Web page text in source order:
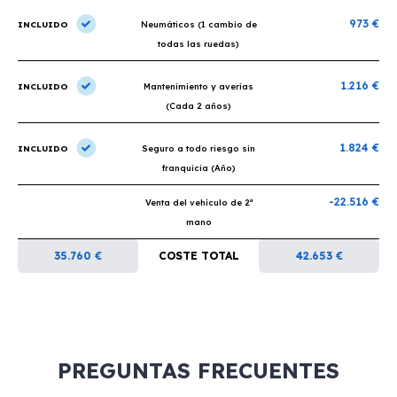
INCLUIDO
Neumáticos (1 cambio de
todas las ruedas)
973 €
INCLUIDO
Mantenimiento y averías
(Cada 2 años)
1.216 €
INCLUIDO
Seguro a todo riesgo sin
franquicia (Año)
1.824 €
Venta del vehículo de 2ª
mano
-22.516 €
35.760 € COSTE TOTAL 42.653 €
PREGUNTAS FRECUENTES